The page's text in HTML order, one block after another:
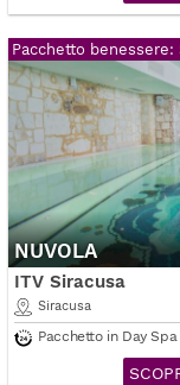
Pacchetto
NUVOLA
ITV Siracusa
Siracusa
Pacchetto in Day Spa